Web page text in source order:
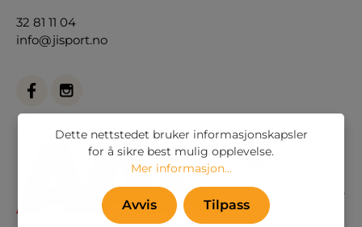
32 81 11 04
info@jisport.no
Dette nettstedet bruker informasjonskapsler
for å sikre best mulig opplevelse.
Mer informasjon...
Avvis Tilpass